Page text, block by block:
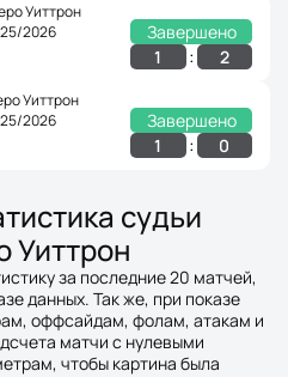
Уиттрон
2026
Завершено
1 : 2
Уиттрон
2026
Завершено
1 : 0
судьи
Уиттрон
за последние 20 матчей,
данных. Так же, при показе
оффсайдам, фолам, атакам и
матчи с нулевыми
чтобы картина была